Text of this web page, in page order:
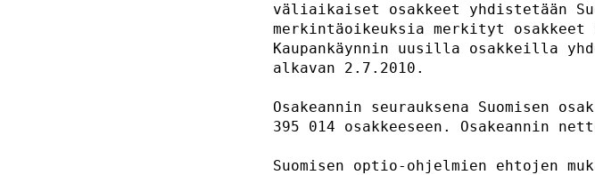
väliaikaiset osakkeet
merkintäoikeuksia merkityt
Kaupankäynnin uusilla osakkeilla
alkavan
Osakeannin seurauksena Suomisen
395 014 osakkeeseen.
Suomisen optio-ohjelmien ehtojen